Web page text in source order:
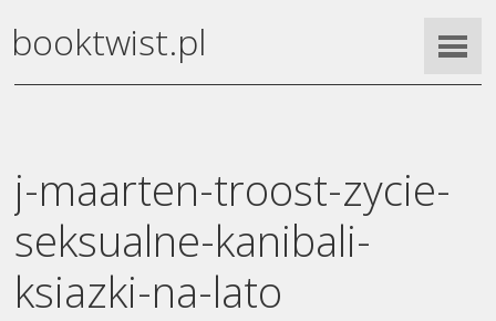
booktwist.pl
j-maarten-troost-zycie-
seksualne-kanibali-
ksiazki-na-lato